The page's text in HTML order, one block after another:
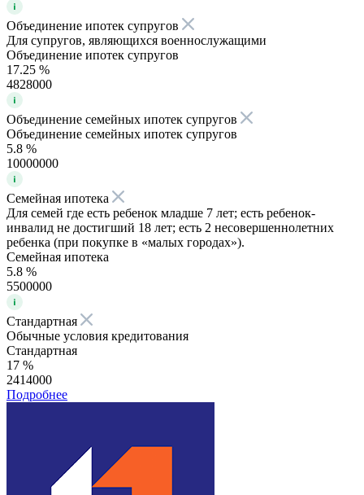
Объединение ипотек супругов
Для супругов, являющихся военнослужащими
Объединение ипотек супругов
17.25 %
4828000
Объединение семейных ипотек супругов
Объединение семейных ипотек супругов
5.8 %
10000000
Семейная ипотека
Для семей где есть ребенок младше 7 лет; есть ребенок-
инвалид не достигший 18 лет; есть 2 несовершеннолетних
ребенка (при покупке в «малых городах»).
Семейная ипотека
5.8 %
5500000
Стандартная
Обычные условия кредитования
Стандартная
17 %
2414000
Подробнее